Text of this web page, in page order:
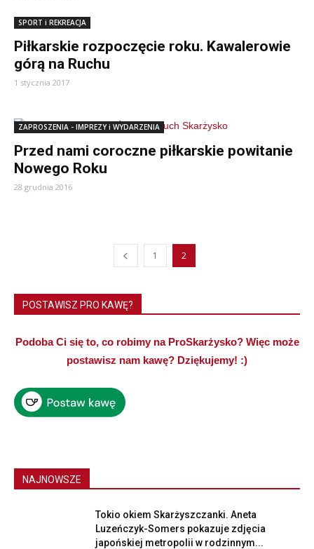
SPORT i REKREACJA
Piłkarskie rozpoczęcie roku. Kawalerowie
górą na Ruchu
1 stycznia 2017
ZAPROSZENIA - IMPREZY i WYDARZENIA
Przed nami coroczne piłkarskie powitanie
Nowego Roku
28 grudnia 2016
1 2
POSTAWISZ PRO KAWĘ?
Podoba Ci się to, co robimy na ProSkarżysko? Więc może
postawisz nam kawę? Dziękujemy! :)
NAJNOWSZE
Tokio okiem Skarżyszczanki. Aneta
Luzeńczyk-Somers pokazuje zdjęcia
japońskiej metropolii w rodzinnym...